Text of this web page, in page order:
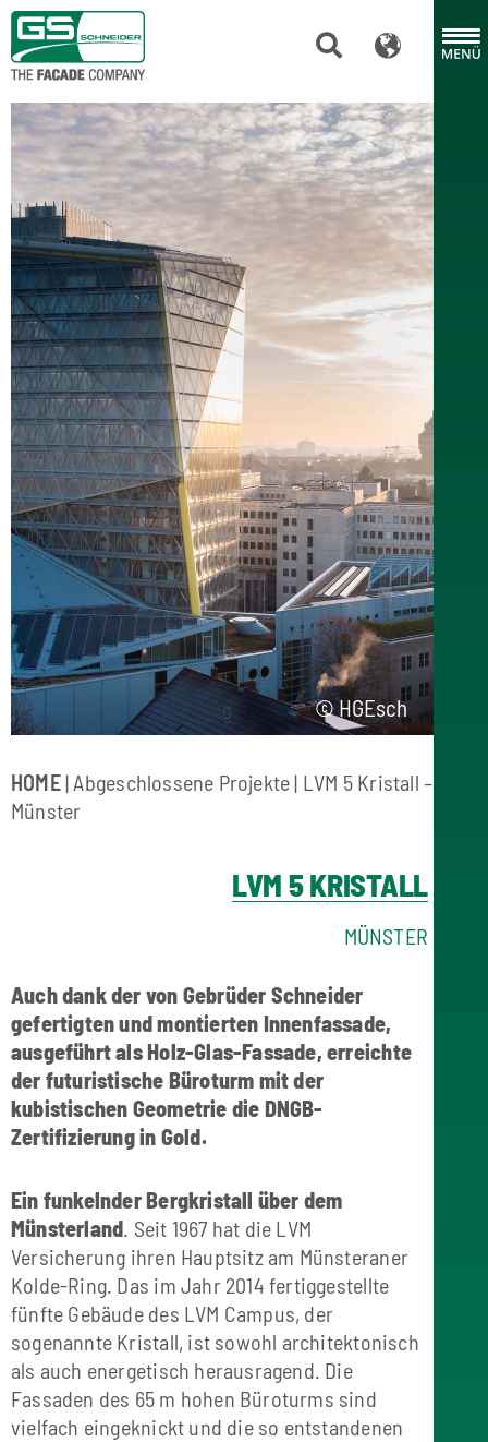
© HGEsch
HOME|Abgeschlossene Projekte| LVM 5 Kristall –
Münster
LVM 5 KRISTALL
MÜNSTER
Auch dank der von Gebrüder Schneider
gefertigten und montierten Innenfassade,
ausgeführt als Holz-Glas-Fassade, erreichte
der futuristische Büroturm mit der
kubistischen Geometrie die DNGB-
Zertifizierung in Gold.
Ein funkelnder Bergkristall über dem
Münsterland . Seit 1967 hat die LVM
Versicherung ihren Hauptsitz am Münsteraner
Kolde-Ring. Das im Jahr 2014 fertiggestellte
fünfte Gebäude des LVM Campus, der
sogenannte Kristall, ist sowohl architektonisch
als auch energetisch herausragend. Die
Fassaden des 65 m hohen Büroturms sind
vielfach eingeknickt und die so entstandenen